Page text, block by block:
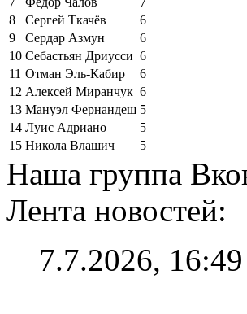
8
Сергей Ткачёв
6
9
Сердар Азмун
6
10 Себастьян Дриусси 6
11 Отман Эль-Кабир
6
12 Алексей Миранчук 6
13 Мануэл Фернандеш 5
14 Луис Адриано
5
15 Никола Влашич 5
Наша группа
Лента новостей:
7.7.2026, 16:49